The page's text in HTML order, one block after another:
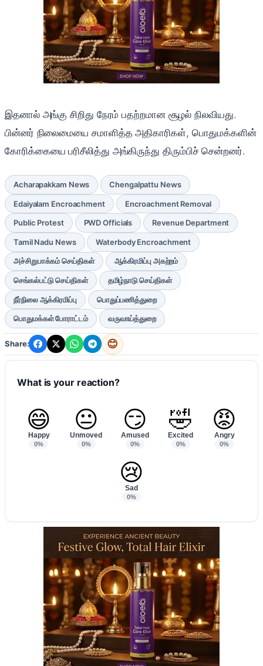
இதனால் அங்கு சிறிது நேரம் பதற்றமான சூழல் நிலவியது.
பின்னர் நிலைமையை சமாளித்த அதிகாரிகள், பொதுமக்களின்
கோரிக்கையை பரிசீலித்து அங்கிருந்து திரும்பிச் சென்றனர்.
Acharapakkam News Chengalpattu News
Edaiyalam Encroachment Encroachment Removal
Public Protest PWD Officials Revenue Department
Tamil Nadu News Waterbody Encroachment
அச்சிறுபாக்கம் செய்திகள் ஆக்கிரமிப்பு அகற்றம்
செங்கல்பட்டு செய்திகள் தமிழ்நாடு செய்திகள்
நீர்நிலை ஆக்கிரமிப்பு பொதுப்பணித்துறை
பொதுமக்கள் போராட்டம் வருவாய்த்துறை
Share: 😊
What is your reaction?
😄
Happy
0%
😐
Unmoved
0%
😏
Amused
0%
🤣
Excited
0%
😡
Angry
0%
😢
Sad
0%